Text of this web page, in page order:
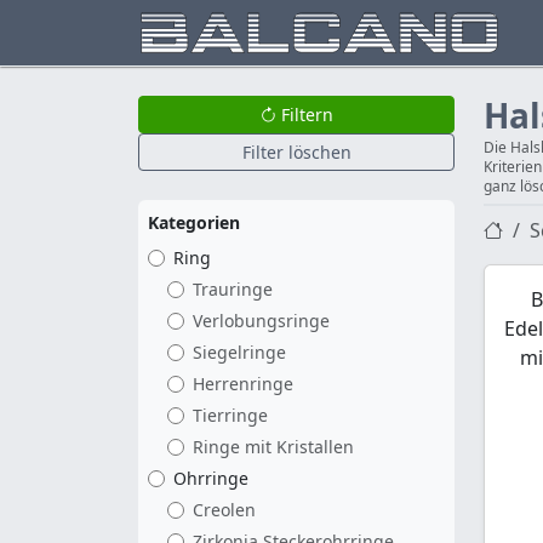
Filtern
Filter löschen
Kategorien
Ring
Trauringe
Verlobungsringe
Siegelringe
Herrenringe
Tierringe
Ringe mit Kristallen
Ohrringe
Creolen
Die
ganz